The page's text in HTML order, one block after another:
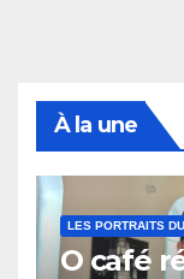
À la une
LES PORTRAITS
O café